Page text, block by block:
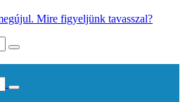
Mire figyeljünk tavasszal?